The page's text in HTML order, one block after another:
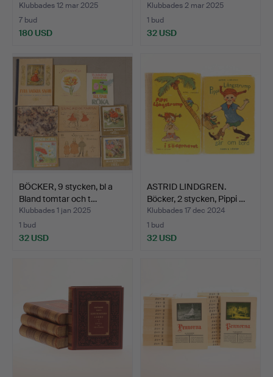
Klubbades 12 mar 2025
7 bud
180 USD
Klubbades 2 mar 2025
1 bud
32 USD
BÖCKER, 9 stycken, bl a
Bland tomtar och t…
Klubbades 1 jan 2025
1 bud
32 USD
ASTRID LINDGREN.
Böcker, 2 stycken, Pippi …
Klubbades 17 dec 2024
1 bud
32 USD